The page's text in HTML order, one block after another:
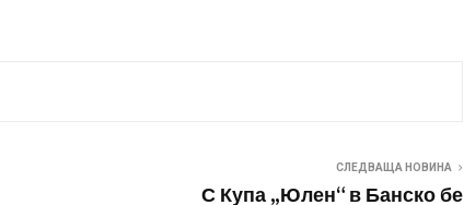
СЛЕДВАЩА НОВИНА
С Купа „Юлен“ в Банско бе